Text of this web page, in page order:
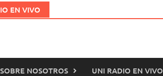
EN VIVO
SOBRE NOSOTROS UNI RADIO EN VIVO